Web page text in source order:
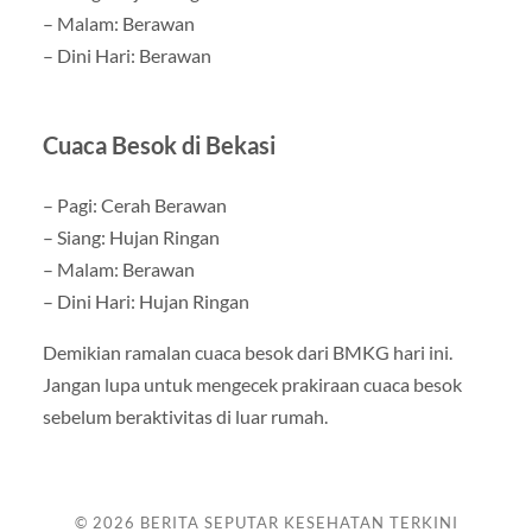
– Malam: Berawan
– Dini Hari: Berawan
Cuaca Besok di Bekasi
– Pagi: Cerah Berawan
– Siang: Hujan Ringan
– Malam: Berawan
– Dini Hari: Hujan Ringan
Demikian ramalan cuaca besok dari BMKG hari ini.
Jangan lupa untuk mengecek prakiraan cuaca besok
sebelum beraktivitas di luar rumah.
© 2026 BERITA SEPUTAR KESEHATAN TERKINI